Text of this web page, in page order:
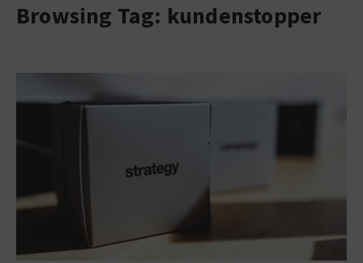
Browsing Tag: kundenstopper